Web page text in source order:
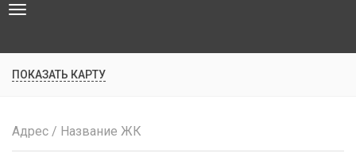
Toggle
ПОКАЗАТЬ КАРТУ